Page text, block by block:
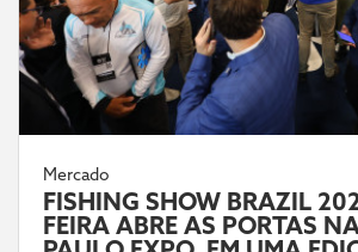
Mercado
FISHING SHOW BRAZIL
FEIRA ABRE AS PORTAS